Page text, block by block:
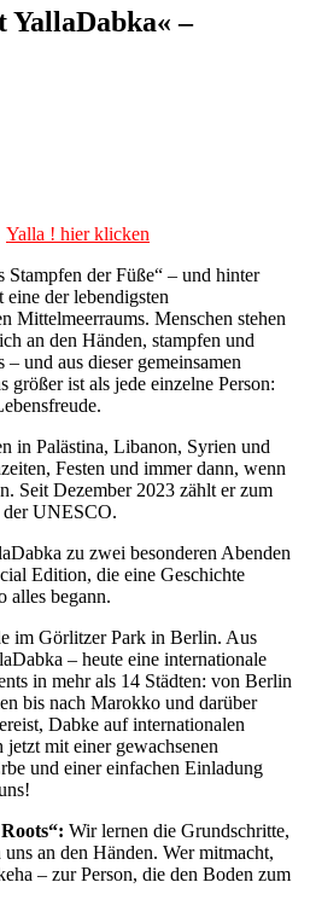
YallaDabka« –
Yalla ! hier klicken
Stampfen der Füße“ – und hinter
der lebendigsten
Mittelmeerraums. Menschen stehen
an den Händen, stampfen und
und aus dieser gemeinsamen
größer ist als jede einzelne Person:
in Palästina, Libanon, Syrien und
Festen und immer dann, wenn
Seit Dezember 2023 zählt er zum
der UNESCO.
zu zwei besonderen Abenden
Edition, die eine Geschichte
alles begann.
im Görlitzer Park in Berlin. Aus
– heute eine internationale
in mehr als 14 Städten: von Berlin
bis nach Marokko und darüber
Dabke auf internationalen
mit einer gewachsenen
und einer einfachen Einladung
Wir lernen die Grundschritte,
an den Händen. Wer mitmacht,
– zur Person, die den Boden zum